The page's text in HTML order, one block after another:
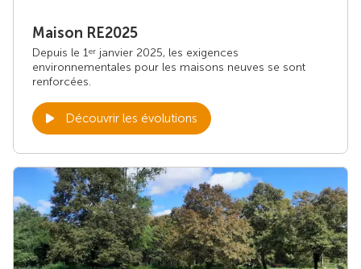
Maison RE2025
Depuis le 1er janvier 2025, les exigences
environnementales pour les maisons neuves se sont
renforcées.
Découvrir les évolutions